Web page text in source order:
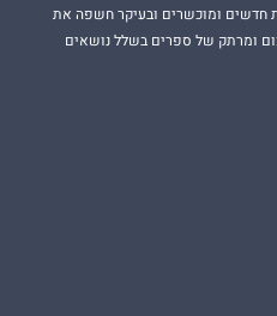
חדשים ומוכשרים ובעיקר חשפה את
ומרתק של ספרים בשלל נושאים